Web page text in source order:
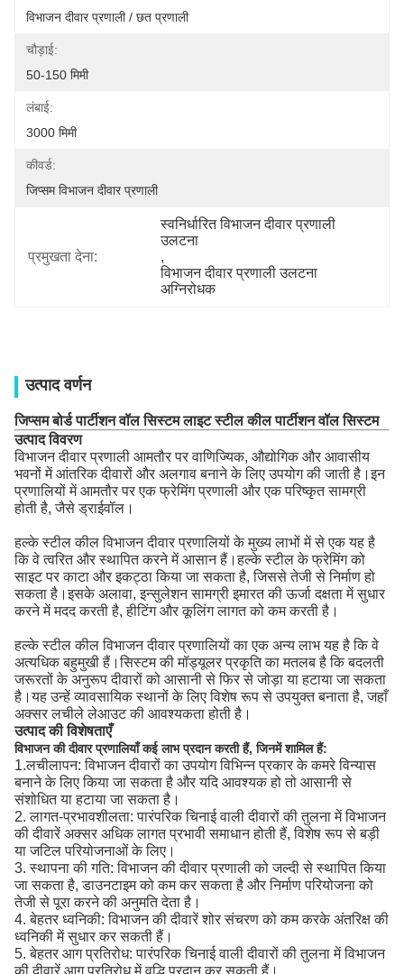
विभाजन दीवार प्रणाली / छत प्रणाली
चौड़ाई:
50-150 मिमी
लंबाई:
3000 मिमी
कीवर्ड:
जिप्सम विभाजन दीवार प्रणाली
प्रमुखता देना:
स्वनिर्धारित विभाजन दीवार प्रणाली
उलटना
,
विभाजन दीवार प्रणाली उलटना
अग्निरोधक
उत्पाद वर्णन
जिप्सम बोर्ड पार्टीशन वॉल सिस्टम लाइट स्टील कील पार्टीशन वॉल सिस्टम
उत्पाद विवरण
विभाजन दीवार प्रणाली आमतौर पर वाणिज्यिक, औद्योगिक और आवासीय
भवनों में आंतरिक दीवारों और अलगाव बनाने के लिए उपयोग की जाती है।इन
प्रणालियों में आमतौर पर एक फ्रेमिंग प्रणाली और एक परिष्कृत सामग्री
होती है, जैसे ड्राईवॉल।
हल्के स्टील कील विभाजन दीवार प्रणालियों के मुख्य लाभों में से एक यह है
कि वे त्वरित और स्थापित करने में आसान हैं।हल्के स्टील के फ्रेमिंग को
साइट पर काटा और इकट्ठा किया जा सकता है, जिससे तेजी से निर्माण हो
सकता है।इसके अलावा, इन्सुलेशन सामग्री इमारत की ऊर्जा दक्षता में सुधार
करने में मदद करती है, हीटिंग और कूलिंग लागत को कम करती है।
हल्के स्टील कील विभाजन दीवार प्रणालियों का एक अन्य लाभ यह है कि वे
अत्यधिक बहुमुखी हैं।सिस्टम की मॉड्यूलर प्रकृति का मतलब है कि बदलती
जरूरतों के अनुरूप दीवारों को आसानी से फिर से जोड़ा या हटाया जा सकता
है।यह उन्हें व्यावसायिक स्थानों के लिए विशेष रूप से उपयुक्त बनाता है, जहाँ
अक्सर लचीले लेआउट की आवश्यकता होती है।
उत्पाद की विशेषताएँ
विभाजन की दीवार प्रणालियाँ कई लाभ प्रदान करती हैं, जिनमें शामिल हैं:
1.लचीलापन: विभाजन दीवारों का उपयोग विभिन्न प्रकार के कमरे विन्यास
बनाने के लिए किया जा सकता है और यदि आवश्यक हो तो आसानी से
संशोधित या हटाया जा सकता है।
2. लागत-प्रभावशीलता: पारंपरिक चिनाई वाली दीवारों की तुलना में विभाजन
की दीवारें अक्सर अधिक लागत प्रभावी समाधान होती हैं, विशेष रूप से बड़ी
या जटिल परियोजनाओं के लिए।
3. स्थापना की गति: विभाजन की दीवार प्रणाली को जल्दी से स्थापित किया
जा सकता है, डाउनटाइम को कम कर सकता है और निर्माण परियोजना को
तेजी से पूरा करने की अनुमति देता है।
4. बेहतर ध्वनिकी: विभाजन की दीवारें शोर संचरण को कम करके अंतरिक्ष की
ध्वनिकी में सुधार कर सकती हैं।
5. बेहतर आग प्रतिरोध: पारंपरिक चिनाई वाली दीवारों की तुलना में विभाजन
की दीवारें आग प्रतिरोध में वृद्धि प्रदान कर सकती हैं।